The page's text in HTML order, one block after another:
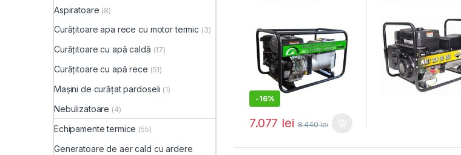
trifazat, 6.1 kVA, curent
sudura 40-220 A
-16%
7.077 lei 8.440lei
Aspiratoare (8)
Curățitoare apa rece cu motor termic (3)
Curățitoare cu apă caldă (17)
Curățitoare cu apă rece (51)
Mașini de curățat pardoseli (1)
Nebulizatoare (4)
Echipamente termice (55)
Generatoare de aer cald cu ardere